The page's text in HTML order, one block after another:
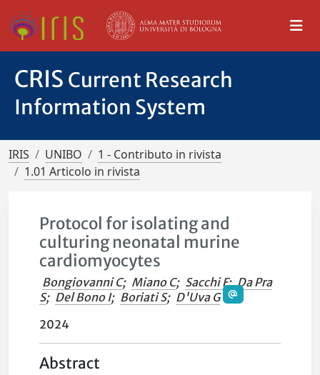
CRIS Current Research
Information System
IRIS UNIBO
1 - Contributo in rivista
1.01 Articolo in rivista
Protocol for isolating and
culturing neonatal murine
cardiomyocytes
Bongiovanni C; Miano C; Sacchi F; Da Pra
S; Del Bono I; Boriati S; D'Uva G
2024
Abstract